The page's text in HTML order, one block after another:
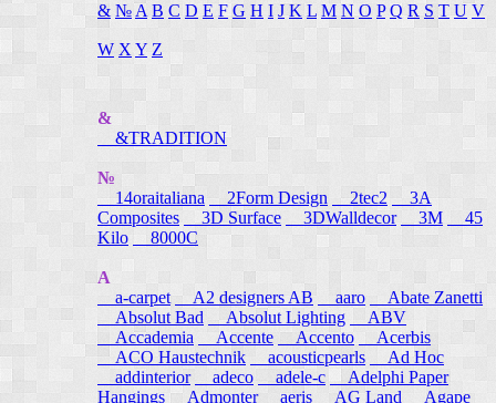
& № A B C D E F G H I J K L M N O P Q R S T U V
W X Y Z
&
&TRADITION
№
14oraitaliana
2Form Design 2tec2
3A
Composites
3D Surface 3DWalldecor 3M
45
Kilo
8000C
A
a-carpet
A2 designers AB aaro
Abate Zanetti
Absolut Bad
Absolut Lighting
ABV
Accademia
Accente Accento
Acerbis
ACO Haustechnik
acousticpearls
Ad Hoc
addinterior
adeco adele-c
Adelphi Paper
Hangings Admonter aeris AG Land Agape